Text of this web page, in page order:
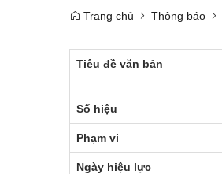
Lịch sử hình thành
Trang chủ Thông báo
Tiêu đề văn bản
Số hiệu
Phạm vi
Ngày hiệu lực